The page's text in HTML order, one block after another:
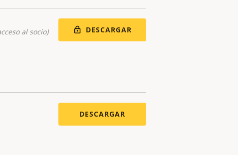
al socio) DESCARGAR
DESCARGAR